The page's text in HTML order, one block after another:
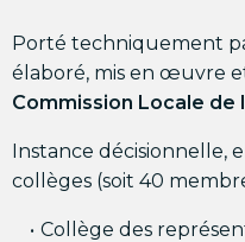
Porté techniquement
élaboré, mis en œuvre
Commission Locale de
Instance décisionnelle,
collèges (soit 40
Collège des